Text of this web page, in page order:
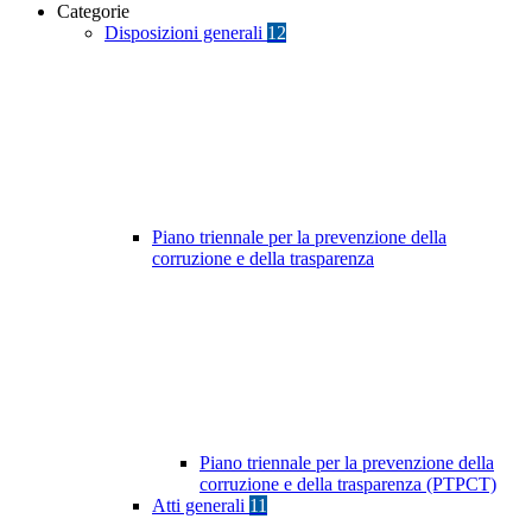
Categorie
Disposizioni generali 12
Piano triennale per la prevenzione della
corruzione e della trasparenza
Piano triennale per la prevenzione della
corruzione e della trasparenza (PTPCT)
Atti generali 11